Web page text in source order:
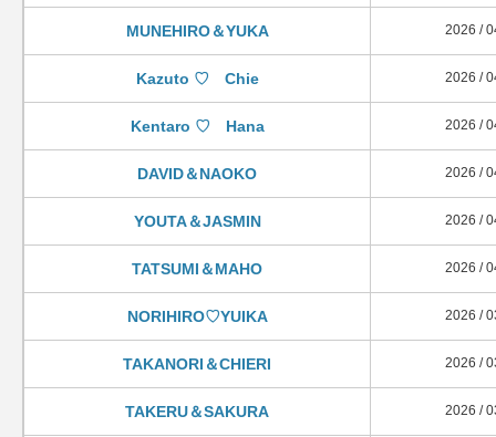
MUNEHIRO＆YUKA 2026 /
Kazuto ♡ Chie 2026 /
Kentaro ♡ Hana 2026 /
DAVID＆NAOKO 2026 /
YOUTA＆JASMIN 2026 /
TATSUMI＆MAHO 2026 /
NORIHIRO♡YUIKA 2026 /
TAKANORI＆CHIERI 2026 /
TAKERU＆SAKURA 2026 /